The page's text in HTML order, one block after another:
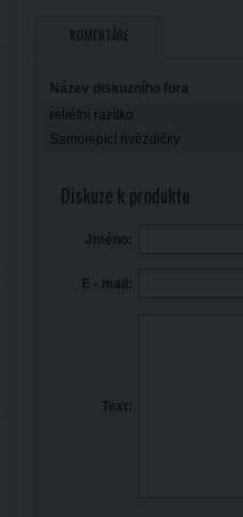
KOMENTÁŘE
Název diskuzního fora
reliéfní razítko
Samolepící hvězdičky
Diskuze k produktu
Jméno:
E - mail:
Text: